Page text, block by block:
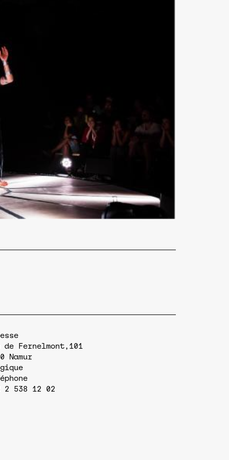
de Fernelmont,101
Namur
2 538 12 02